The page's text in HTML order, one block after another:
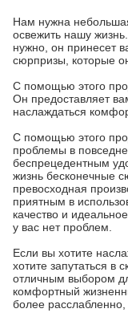
Нам нужна
освежить нашу
нужно, он принесет
сюрпризы, которые
С помощью этого
Он предоставляет
наслаждаться
С помощью этого
проблемы в
беспрецедентным
жизнь бесконечные
превосходная
приятным в
качество и
у вас нет проблем.
Если вы хотите
хотите запутаться в
отличным выбором
комфортный
более расслабленно,